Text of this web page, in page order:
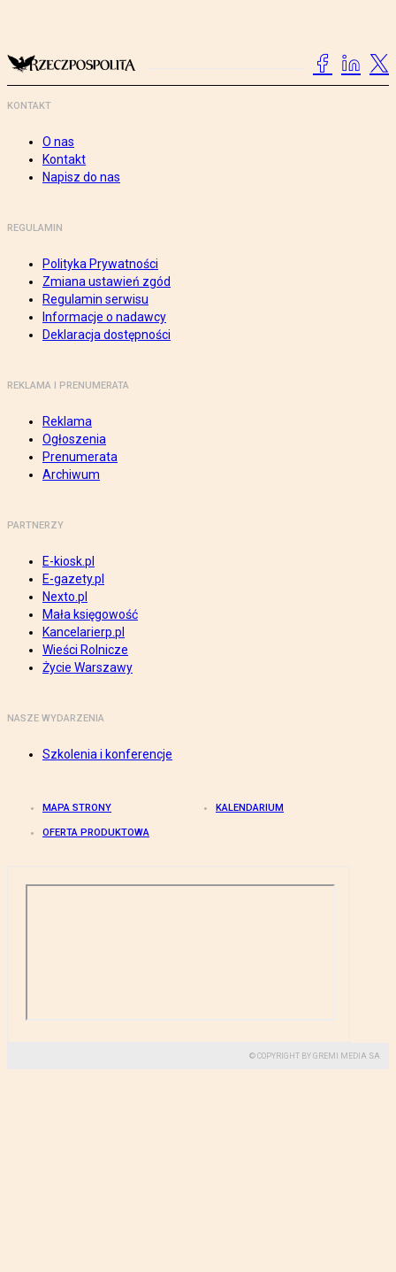
KONTAKT
O nas
Kontakt
Napisz do nas
REGULAMIN
Polityka Prywatności
Zmiana ustawień zgód
Regulamin serwisu
Informacje o nadawcy
Deklaracja dostępności
REKLAMA I PRENUMERATA
Reklama
Ogłoszenia
Prenumerata
Archiwum
PARTNERZY
E-kiosk.pl
E-gazety.pl
Nexto.pl
Mała księgowość
Kancelarierp.pl
Wieści Rolnicze
Życie Warszawy
NASZE WYDARZENIA
Szkolenia i konferencje
MAPA STRONY KALENDARIUM
OFERTA PRODUKTOWA
© COPYRIGHT BY GREMI MEDIA SA